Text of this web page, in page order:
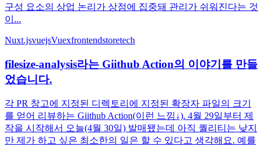
구성 요소의 상업 논리가 상점에 집중돼 관리가 쉬워진다는 것
이...
Nuxt.jsvuejsVuexfrontendstoretech
filesize-analysis라는 Giithub Action의 이야기를 만들
었습니다.
각 PR 창고에 지정된 디렉토리에 지정된 확장자 파일의 크기
를 얻어 리뷰하는 Giithub Action(이런 느낌↓). 4월 29일부터 제
작을 시작해서 오늘(4월 30일) 발매됐는데 아직 퀄리티는 낮지
만 제가 하고 싶은 최소한의 일은 할 수 있다고 생각해요. 예를